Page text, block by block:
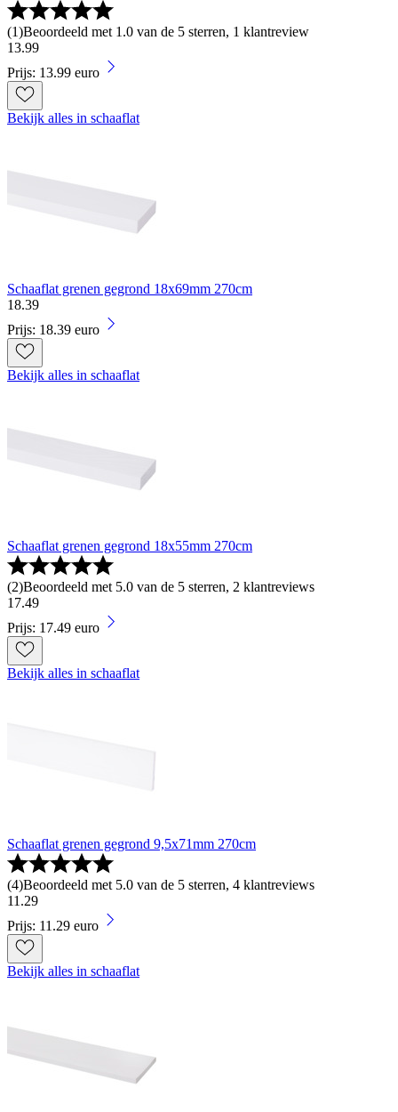
(1)Beoordeeld met 1.0 van de 5 sterren, 1 klantreview
13.99
Prijs: 13.99 euro
Bekijk alles in schaaflat
Schaaflat grenen gegrond 18x69mm 270cm
18.39
Prijs: 18.39 euro
Bekijk alles in schaaflat
Schaaflat grenen gegrond 18x55mm 270cm
(2)Beoordeeld met 5.0 van de 5 sterren, 2 klantreviews
17.49
Prijs: 17.49 euro
Bekijk alles in schaaflat
Schaaflat grenen gegrond 9,5x71mm 270cm
(4)Beoordeeld met 5.0 van de 5 sterren, 4 klantreviews
11.29
Prijs: 11.29 euro
Bekijk alles in schaaflat